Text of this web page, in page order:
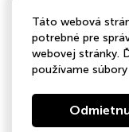
nahlásiť obsah. Ak je
profilomklikni sem.
Autor:Byznys nářez
Kategórie:
Táto webová
potrebné pre
webovej stránky.
používame